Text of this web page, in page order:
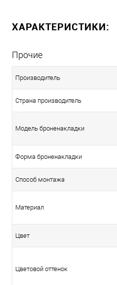
ХАРАКТЕРИСТИКИ:
Прочие
Производитель
Страна производитель
Модель броненакладки
Форма броненакладки
Способ монтажа
Материал
Цвет
Цветовой оттенок